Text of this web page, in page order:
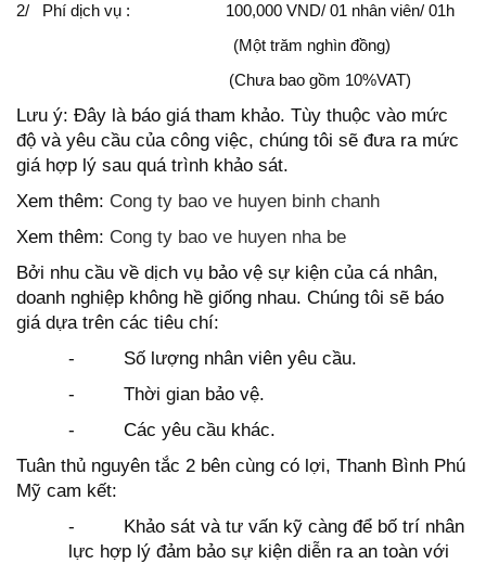
2/ Phí dịch vụ : 100,000 VND/ 01 nhân viên/ 01h
(Một trăm nghìn đồng)
(Chưa bao gồm 10%VAT)
Lưu ý: Đây là báo giá tham khảo. Tùy thuộc vào mức
độ và yêu cầu của công việc, chúng tôi sẽ đưa ra mức
giá hợp lý sau quá trình khảo sát.
Xem thêm: Cong ty bao ve huyen binh chanh
Xem thêm: Cong ty bao ve huyen nha be
Bởi nhu cầu về dịch vụ bảo vệ sự kiện của cá nhân,
doanh nghiệp không hề giống nhau. Chúng tôi sẽ báo
giá dựa trên các tiêu chí:
- Số lượng nhân viên yêu cầu.
- Thời gian bảo vệ.
- Các yêu cầu khác.
Tuân thủ nguyên tắc 2 bên cùng có lợi, Thanh Bình Phú
Mỹ cam kết:
- Khảo sát và tư vấn kỹ càng để bố trí nhân
lực hợp lý đảm bảo sự kiện diễn ra an toàn với